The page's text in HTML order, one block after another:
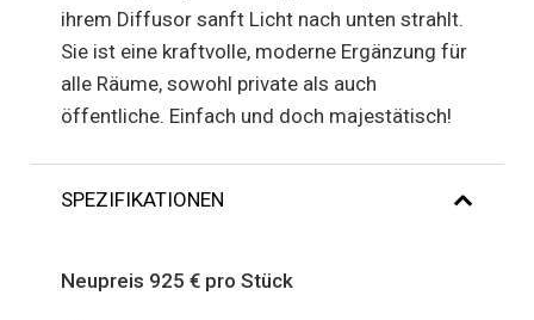
ihrem Diffusor sanft Licht nach unten strahlt.
Sie ist eine kraftvolle, moderne Ergänzung für
alle Räume, sowohl private als auch
öffentliche. Einfach und doch majestätisch!
SPEZIFIKATIONEN
Neupreis 925 € pro Stück